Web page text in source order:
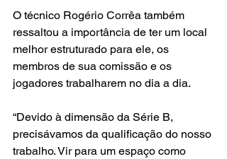
O técnico Rogério Corrêa também
ressaltou a importância de ter um local
melhor estruturado para ele, os
membros de sua comissão e os
jogadores trabalharem no dia a dia.
“Devido à dimensão da Série B,
precisávamos da qualificação do nosso
trabalho. Vir para um espaço como